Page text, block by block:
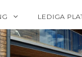
LEDIGA